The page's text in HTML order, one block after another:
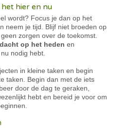
hier en nu
wordt? Focus je dan op het
neem je tijd. Blijf niet broeden op
zorgen over de toekomst.
op het heden en
nodig hebt.
in kleine taken en begin
taken. Begin dan met de iets
door de dag te geraken,
hebt en bereid je voor om